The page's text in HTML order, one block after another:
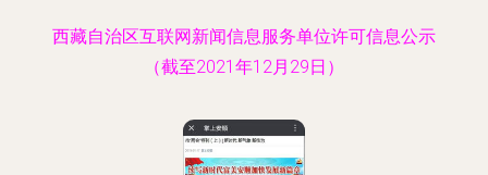
西藏自治区互联网新闻信息服务单位许可信息公示
（截至2021年12月29日）